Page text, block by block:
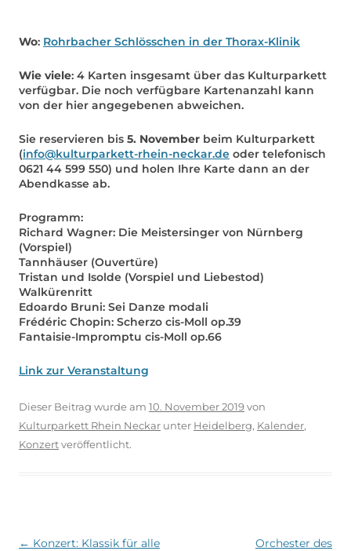
Wo: Rohrbacher Schlösschen in der Thorax-Klinik
Wie viele: 4 Karten insgesamt über das Kulturparkett
verfügbar. Die noch verfügbare Kartenanzahl kann
von der hier angegebenen abweichen.
Sie reservieren bis 5. November beim Kulturparkett
(info@kulturparkett-rhein-neckar.de oder telefonisch
0621 44 599 550) und holen Ihre Karte dann an der
Abendkasse ab.
Programm:
Richard Wagner: Die Meistersinger von Nürnberg
(Vorspiel)
Tannhäuser (Ouvertüre)
Tristan und Isolde (Vorspiel und Liebestod)
Walkürenritt
Edoardo Bruni: Sei Danze modali
Frédéric Chopin: Scherzo cis-Moll op.39
Fantaisie-Impromptu cis-Moll op.66
Link zur Veranstaltung
Dieser Beitrag wurde am 10. November 2019von
Kulturparkett Rhein Neckar unter Heidelberg, Kalender,
Konzertveröffentlicht.
Beitragsnavigation
← Konzert: Klassik für alle
Orchester des